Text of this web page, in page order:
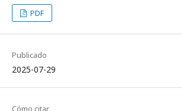
PDF
Publicado
2025-07-29
Cómo citar